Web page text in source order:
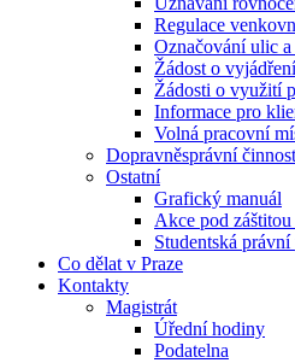
Regulace
Označování ulic a
Žádost o
Žádosti o využití
Informace pro
Volná pracovní
Dopravněsprávní
Ostatní
Grafický manuál
Akce pod
Studentská právní
Co dělat v Praze
Kontakty
Magistrát
Úřední hodiny
Podatelna